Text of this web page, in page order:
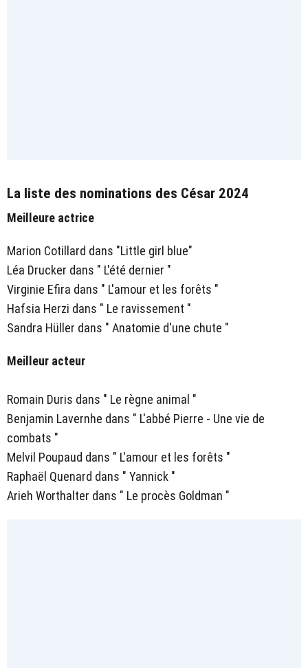
La liste des nominations des César 2024
Meilleure actrice
Marion Cotillard dans "Little girl blue"
Léa Drucker dans " L'été dernier "
Virginie Efira dans " L'amour et les forêts "
Hafsia Herzi dans " Le ravissement "
Sandra Hüller dans " Anatomie d'une chute "
Meilleur acteur
Romain Duris dans " Le règne animal "
Benjamin Lavernhe dans " L'abbé Pierre - Une vie de
combats "
Melvil Poupaud dans " L'amour et les forêts "
Raphaël Quenard dans " Yannick "
Arieh Worthalter dans " Le procès Goldman "